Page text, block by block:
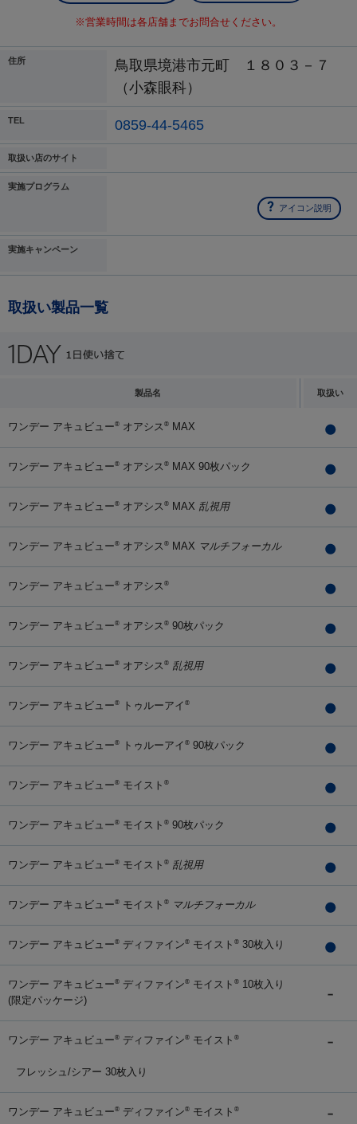
※営業時間は各店舗までお問合せください。
住所
鳥取県境港市元町 １８０３－７
（小森眼科）
TEL 0859-44-5465
取扱い店のサイト
実施プログラム
アイコン説明
実施キャンペーン
取扱い製品一覧
製品名 取扱い
ワンデー アキュビュー® オアシス ® MAX
ワンデー アキュビュー® オアシス ® MAX 90枚パック
ワンデー アキュビュー® オアシス ® MAX 乱視用
ワンデー アキュビュー® オアシス ® MAX マルチフォーカル
ワンデー アキュビュー® オアシス ®
ワンデー アキュビュー® オアシス ® 90枚パック
ワンデー アキュビュー® オアシス ® 乱視用
ワンデー アキュビュー® トゥルーアイ ®
ワンデー アキュビュー® トゥルーアイ ® 90枚パック
ワンデー アキュビュー® モイスト ®
ワンデー アキュビュー® モイスト ® 90枚パック
ワンデー アキュビュー® モイスト ® 乱視用
ワンデー アキュビュー® モイスト ® マルチフォーカル
ワンデー アキュビュー® ディファイン® モイスト ® 30枚入り
ワンデー アキュビュー® ディファイン® モイスト ® 10枚入り
(限定パッケージ)
ワンデー アキュビュー® ディファイン® モイスト ®
フレッシュ/シアー 30枚入り
ワンデー アキュビュー® ディファイン® モイスト ®